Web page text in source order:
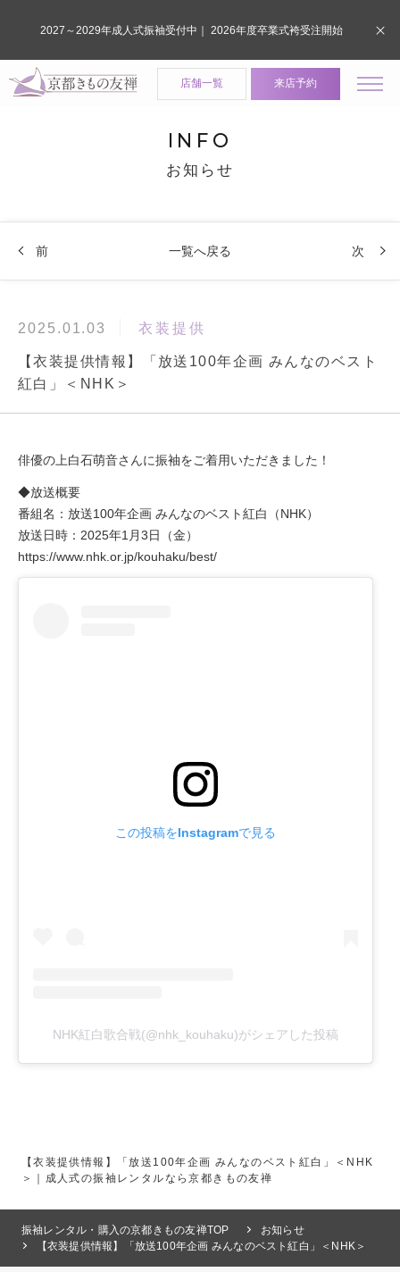
店舗一覧 来店予約
INFO
お知らせ
前 一覧へ戻る 次
2025.01.03 衣装提供
【衣装提供情報】「放送100年企画 みんなのベスト
紅白」＜NHK＞
俳優の上白石萌音さんに振袖をご着用いただきました！
◆放送概要
番組名：放送100年企画 みんなのベスト紅白（NHK）
放送日時：2025年1月3日（金）
https://www.nhk.or.jp/kouhaku/best/
この投稿をInstagramで見る
NHK紅白歌合戦(@nhk_kouhaku)がシェアした投稿
【衣装提供情報】「放送100年企画 みんなのベスト紅白」＜NHK
＞｜成人式の振袖レンタルなら京都きもの友禅
振袖レンタル・購入の京都きもの友禅TOP
お知らせ
【衣装提供情報】「放送100年企画 みんなのベスト紅白」＜NHK＞
2027～2029年成人式振袖受付中｜ 2026年度卒業式袴受注開始